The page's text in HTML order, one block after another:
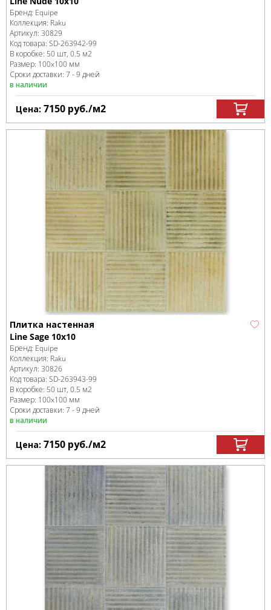
Бренд: Equipe
Коллекция: Raku
Артикул: 30829
Код товара: SD-263942-99
В коробке: 50 шт, 0.5 м2
Размер: 100x100 мм
Сроки доставки: 7 - 9 дней
в наличии
Цена: 7150 руб./м2
Плитка настенная
Line Sage 10x10
Бренд: Equipe
Коллекция: Raku
Артикул: 30826
Код товара: SD-263943-99
В коробке: 50 шт, 0.5 м2
Размер: 100x100 мм
Сроки доставки: 7 - 9 дней
в наличии
Цена: 7150 руб./м2